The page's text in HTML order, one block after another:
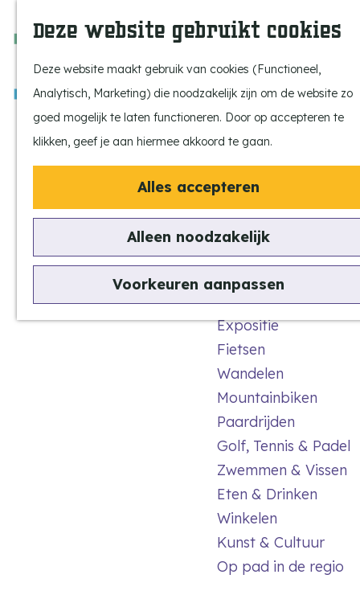
Deze website gebruikt cookies
Deze website maakt gebruik van cookies (Functioneel,
Analytisch, Marketing) die noodzakelijk zijn om de website zo
goed mogelijk te laten functioneren. Door op accepteren te
klikken, geef je aan hiermee akkoord te gaan.
Alles accepteren
Alleen noodzakelijk
Voorkeuren aanpassen
a
o
a
M
Laat je inspireren
Op pad met de kids
Stijlvol genieten
Actief beleven
Ervaar het échte
Natuurgebieden
Uitkijktorens
Vind je activiteit
Uitagenda
Tentoonstellingen &
Expositie
Fietsen
Wandelen
Mountainbiken
Paardrijden
Golf, Tennis & Padel
Zwemmen & Vissen
Eten & Drinken
Winkelen
Kunst & Cultuur
Op pad in de regio
Kempen Dinerbon
Dè is pas écht genieten!